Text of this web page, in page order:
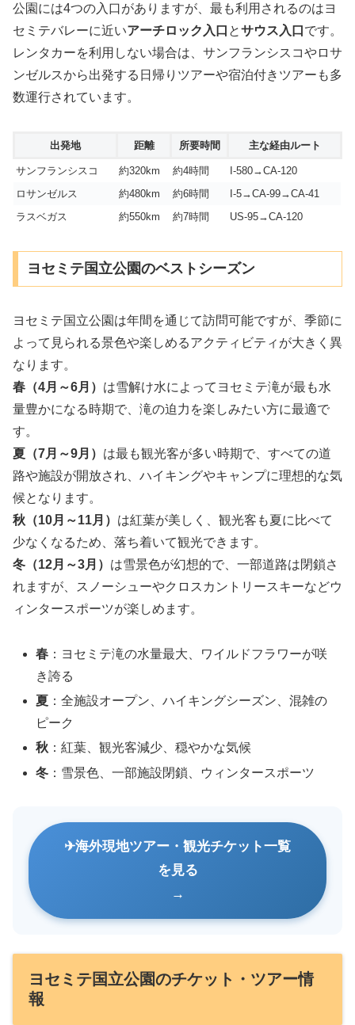
公園には4つの入口がありますが、最も利用されるのはヨ
セミテバレーに近いアーチロック入口 とサウス入口 です。
レンタカーを利用しない場合は、サンフランシスコやロサ
ンゼルスから出発する日帰りツアーや宿泊付きツアーも多
数運行されています。
出発地 距離 所要時間 主な経由ルート
サンフランシスコ 約320km 約4時間
I-580→CA-120
ロサンゼルス
約480km 約6時間
I-5→CA-99→CA-41
ラスベガス
約550km 約7時間 US-95→CA-120
ヨセミテ国立公園のベストシーズン
ヨセミテ国立公園は年間を通じて訪問可能ですが、季節に
よって見られる景色や楽しめるアクティビティが大きく異
なります。
春（4月～6月） は雪解け水によってヨセミテ滝が最も水
量豊かになる時期で、滝の迫力を楽しみたい方に最適で
す。
夏（7月～9月） は最も観光客が多い時期で、すべての道
路や施設が開放され、ハイキングやキャンプに理想的な気
候となります。
秋（10月～11月） は紅葉が美しく、観光客も夏に比べて
少なくなるため、落ち着いて観光できます。
冬（12月～3月） は雪景色が幻想的で、一部道路は閉鎖さ
れますが、スノーシューやクロスカントリースキーなどウ
ィンタースポーツが楽しめます。
春 ：ヨセミテ滝の水量最大、ワイルドフラワーが咲
き誇る
夏 ：全施設オープン、ハイキングシーズン、混雑の
ピーク
秋 ：紅葉、観光客減少、穏やかな気候
冬 ：雪景色、一部施設閉鎖、ウィンタースポーツ
海外現地ツアー・観光チケット一覧
を見る
ヨセミテ国立公園のチケット・ツアー情
報